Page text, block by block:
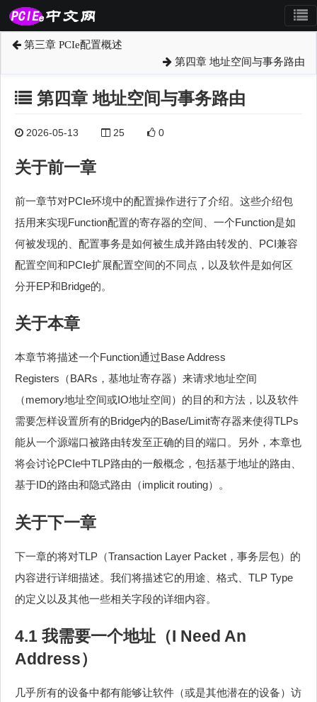
第三章 PCIe配置概述
第四章 地址空间与事务路由
第四章 地址空间与事务路由
2026-05-13 25 0
关于前一章
前一章节对PCIe环境中的配置操作进行了介绍。这些介绍包
括用来实现Function配置的寄存器的空间、一个Function是如
何被发现的、配置事务是如何被生成并路由转发的、PCI兼容
配置空间和PCIe扩展配置空间的不同点，以及软件是如何区
分开EP和Bridge的。
关于本章
本章节将描述一个Function通过Base Address
Registers（BARs，基地址寄存器）来请求地址空间
（memory地址空间或IO地址空间）的目的和方法，以及软件
需要怎样设置所有的Bridge内的Base/Limit寄存器来使得TLPs
能从一个源端口被路由转发至正确的目的端口。另外，本章也
将会讨论PCIe中TLP路由的一般概念，包括基于地址的路由、
基于ID的路由和隐式路由（implicit routing）。
关于下一章
下一章的将对TLP（Transaction Layer Packet，事务层包）的
内容进行详细描述。我们将描述它的用途、格式、TLP Type
的定义以及其他一些相关字段的详细内容。
4.1 我需要一个地址（I Need An
Address）
几乎所有的设备中都有能够让软件（或是其他潜在的设备）访